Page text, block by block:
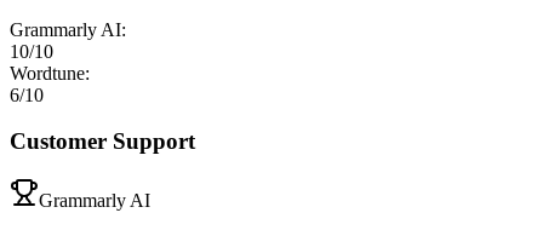
Grammarly AI:
10/10
Wordtune:
6/10
Customer Support
Grammarly AI